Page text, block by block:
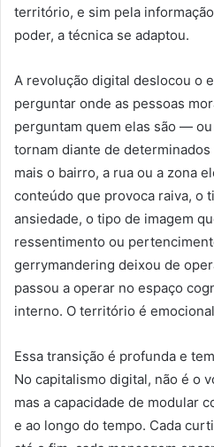
território, e sim pela
poder, a técnica se adaptou.
A revolução digital deslocou o
perguntar onde as pessoas
perguntam quem elas são —
tornam diante de
mais o bairro, a rua ou a zona
conteúdo que provoca raiva, o
ansiedade, o tipo de imagem
ressentimento ou
gerrymandering deixou de
passou a operar no espaço
interno. O território é
Essa transição é profunda e
No capitalismo digital, não é o
mas a capacidade de modular
e ao longo do tempo. Cada